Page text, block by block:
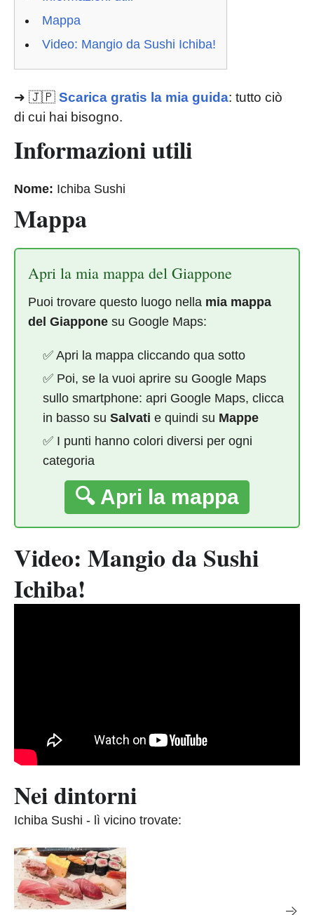
Mappa
Video: Mangio da Sushi Ichiba!
➜ 🇯🇵 Scarica gratis la mia guida: tutto ciò
di cui hai bisogno.
Informazioni utili
Nome: Ichiba Sushi
Mappa
Apri la mia mappa del Giappone
Puoi trovare questo luogo nella mia mappa
del Giappone su Google Maps:
✅ Apri la mappa cliccando qua sotto
✅ Poi, se la vuoi aprire su Google Maps
sullo smartphone: apri Google Maps, clicca
in basso su Salvati e quindi su Mappe
✅ I punti hanno colori diversi per ogni
categoria
🔍 Apri la mappa
Video: Mangio da Sushi
Ichiba!
Nei dintorni
Ichiba Sushi - lì vicino trovate: